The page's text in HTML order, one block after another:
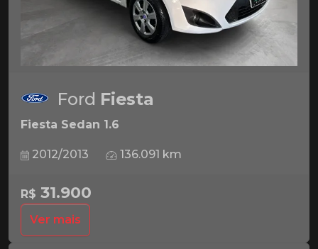
Ford Fiesta
Fiesta Sedan 1.6
2012/2013 136.091 km
R$ 31.900
Ver mais